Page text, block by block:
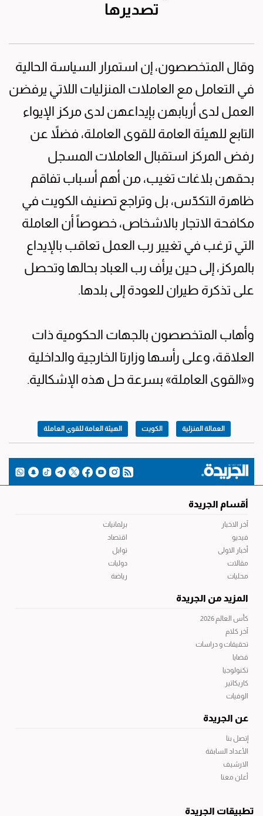
تصديرها
وقال المتخصصون، إن استمرار السياسة الحالية
في التعامل مع العاملات المنزليات اللاتي يرفضن
العمل لدى أربابهن بإيداعهن لدى مركز الإيواء
التابع للهيئة العامة للقوى العاملة، فضلاً عن
رفض المركز استقبال العاملات المسجل
بحقهن بلاغات تغيب، من أهم أسباب تفاقم
ظاهرة التكدّس، بل وتراجع تصنيف الكويت في
مكافحة الاتجار بالاشخاص، خصوصاً أن العاملة
التي ترغب في تغيير رب العمل تعاقب بالإيداع
بالمركز، إلى حين يرأف رب العباد بحالها وتحصل
على تذكرة طيران للعودة إلى بلدها.
وأهاب المتخصصون بالجهات الحكومية ذات
العلاقة، وعلى رأسها وزارتا الخارجية والداخلية
و«القوى العاملة» بسرعة حل هذه الإشكالية.
العمالة المنزلية الكويت الهيئة العامة للقوى العاملة
أقسام الجريدة
آخر الاخبار
فيديو
أخبار الاولى
مقالات
محليات
برلمانيات
اقتصاد
توابل
دوليات
رياضة
المزيد من الجريدة
كأس العالم 2026
آخر كلام
تحقيقات و دراسات
قضايا
تكنولوجيا
كاريكاتير
الوفيات
عن الجريدة
إتصل بنا
الأعداد السابقة
الارشيف
أعلن معنا
تطبيقات الجريدة